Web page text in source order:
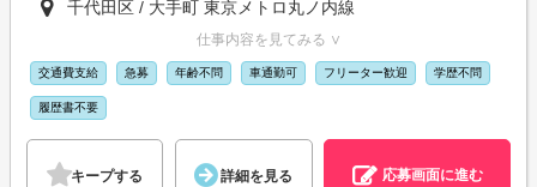
千代田区 / 大手町 東京メトロ丸ノ内線
仕事内容を見てみる ∨
交通費支給 急募 年齢不問 車通勤可 フリーター歓迎 学歴不問
履歴書不要
キープする 詳細を見る 応募画面に進む